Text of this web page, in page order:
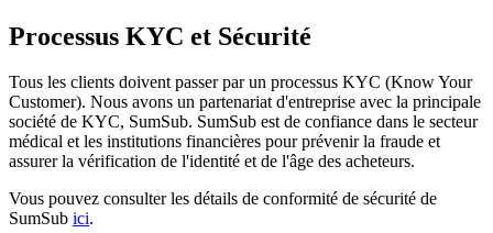
Processus KYC et Sécurité
Tous les clients doivent passer par un processus KYC (Know Your
Customer). Nous avons un partenariat d'entreprise avec la principale
société de KYC, SumSub. SumSub est de confiance dans le secteur
médical et les institutions financières pour prévenir la fraude et
assurer la vérification de l'identité et de l'âge des acheteurs.
Vous pouvez consulter les détails de conformité de sécurité de
SumSub ici.